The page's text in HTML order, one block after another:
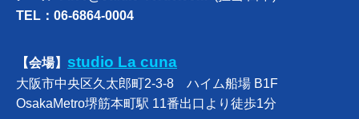
TEL：06-6864-0004
【会場】 studio La cuna
大阪市中央区久太郎町2-3-8 ハイム船場 B1F
OsakaMetro堺筋本町駅 11番出口より徒歩1分